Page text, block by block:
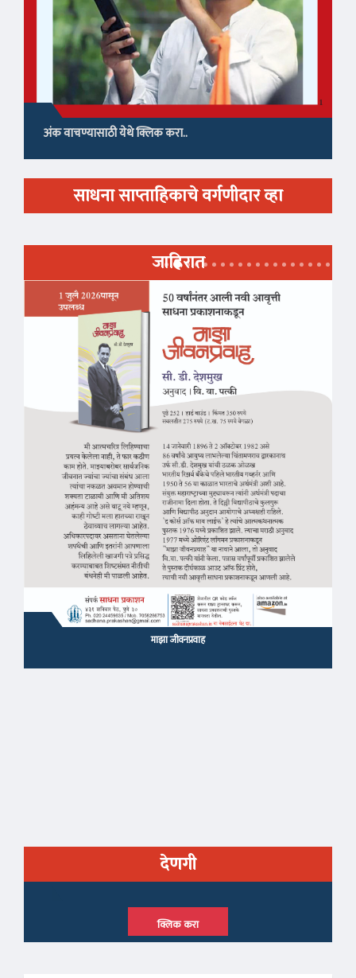
अंक वाचण्यासाठी येथे क्लिक करा..
साधना साप्ताहिकाचे वर्गणीदार व्हा
जाहिरात
माझा जीवनप्रवाह
देणगी
क्लिक करा